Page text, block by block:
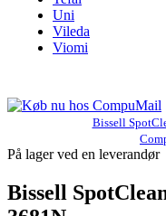
Uni
Vileda
Viomi
Bissell
På lager ved en leverandør
Bissell